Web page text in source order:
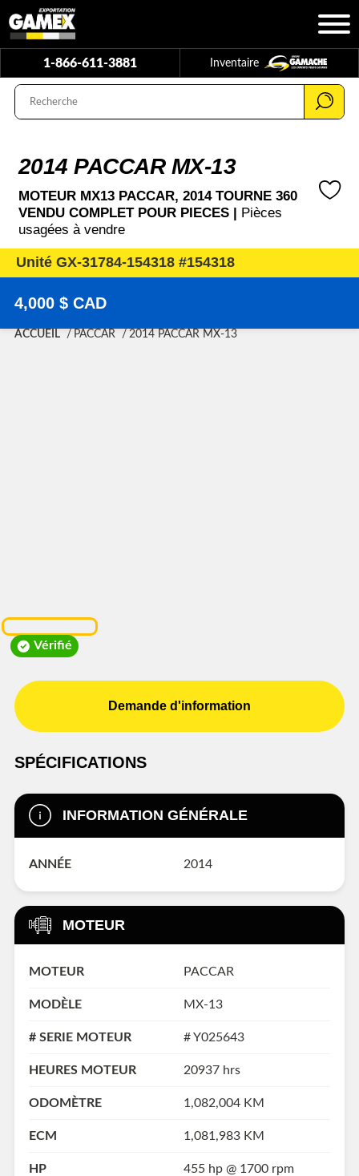
1-866-611-3881 Inventaire
2014 PACCAR MX-13
MOTEUR MX13 PACCAR, 2014 TOURNE 360
VENDU COMPLET POUR PIECES | Pièces
usagées à vendre
Unité GX-31784-154318 #154318
4,000 $ CAD
ACCUEIL PACCAR 2014 PACCAR MX-13
Vérifié
Demande d'information
SPÉCIFICATIONS
INFORMATION GÉNÉRALE
ANNÉE 2014
MOTEUR
MOTEUR PACCAR
MODÈLE MX-13
# SERIE MOTEUR # Y025643
HEURES MOTEUR 20937 hrs
ODOMÈTRE 1,082,004 KM
ECM 1,081,983 KM
HP 455 hp @ 1700 rpm